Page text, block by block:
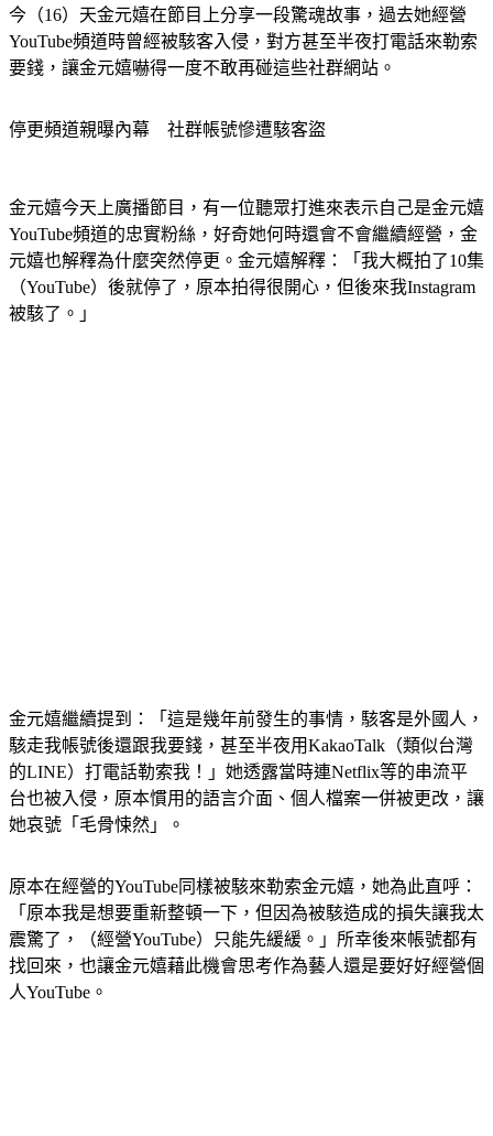
今（16）天金元嬉在節目上分享一段驚魂故事，過去她經營
YouTube頻道時曾經被駭客入侵，對方甚至半夜打電話來勒索
要錢，讓金元嬉嚇得一度不敢再碰這些社群網站。
停更頻道親曝內幕　社群帳號慘遭駭客盜
金元嬉今天上廣播節目，有一位聽眾打進來表示自己是金元嬉
YouTube頻道的忠實粉絲，好奇她何時還會不會繼續經營，金
元嬉也解釋為什麼突然停更。金元嬉解釋：「我大概拍了10集
（YouTube）後就停了，原本拍得很開心，但後來我Instagram
被駭了。」
金元嬉繼續提到：「這是幾年前發生的事情，駭客是外國人，
駭走我帳號後還跟我要錢，甚至半夜用KakaoTalk（類似台灣
的LINE）打電話勒索我！」她透露當時連Netflix等的串流平
台也被入侵，原本慣用的語言介面、個人檔案一併被更改，讓
她哀號「毛骨悚然」。
原本在經營的YouTube同樣被駭來勒索金元嬉，她為此直呼：
「原本我是想要重新整頓一下，但因為被駭造成的損失讓我太
震驚了，（經營YouTube）只能先緩緩。」所幸後來帳號都有
找回來，也讓金元嬉藉此機會思考作為藝人還是要好好經營個
人YouTube。